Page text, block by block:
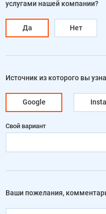
услугами нашей компании?
Да Нет
Источник из которого вы
Google
Свой вариант
Ваши пожелания,